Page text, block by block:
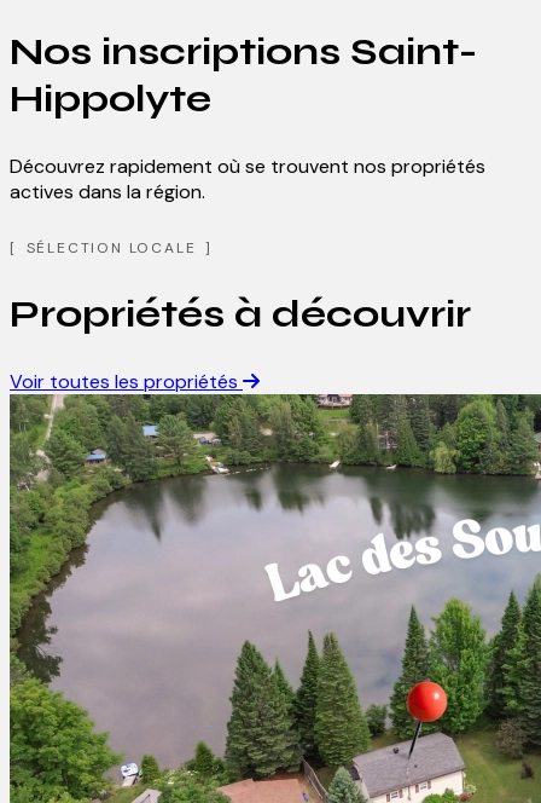
Nos inscriptions Saint-
Hippolyte
Découvrez rapidement où se trouvent nos propriétés
actives dans la région.
+
SÉLECTION LOCALE
Propriétés à découvrir
Voir toutes les propriétés